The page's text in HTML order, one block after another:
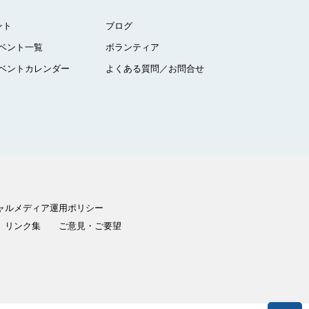
ント一覧
ントカレンダー
ブログ
ボランティア
よくある質問／お問合せ
ルメディア運用ポリシー
リンク集
ご意見・ご要望